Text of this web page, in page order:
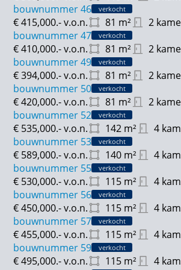
- alle woningen zijn voorzien van een
luchtwarmtepomp, vloerverwarming
verdiepingen en zonnepanelen
- Oprit voor 1 of 2 auto's en een
garage
- ruime voor-/ en achtertuinen
bouwnummer 46
verkocht
81 m² 2
€ 415,000.-v.o.n.
bouwnummer 47
verkocht
81 m² 2
€ 410,000.-v.o.n.
bouwnummer 49
verkocht
81 m² 2
€ 394,000.-v.o.n.
bouwnummer 50
verkocht
81 m² 2
€ 420,000.-v.o.n.
bouwnummer 52
verkocht
142 m² 4
€ 535,000.-v.o.n.
bouwnummer 53
verkocht
140 m² 4
€ 589,000.-v.o.n.
bouwnummer 55
verkocht
115 m² 4
€ 530,000.-v.o.n.
bouwnummer 56
verkocht
115 m² 4
€ 450,000.-v.o.n.
bouwnummer 57
verkocht
115 m² 4
€ 455,000.-v.o.n.
bouwnummer 59
verkocht
115 m² 4
€ 495,000.-v.o.n.